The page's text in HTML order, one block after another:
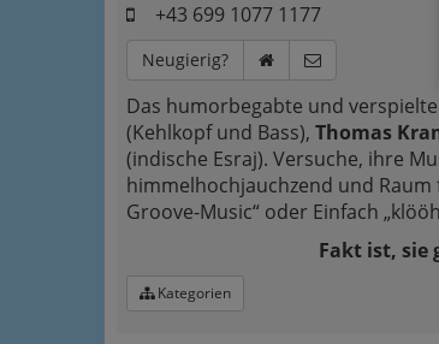
+43 699 1077 1177
Neugierig?
Das humorbegabte und
(Kehlkopf und Bass), Thomas
(indische Esraj). Versuche, ihre
himmelhochjauchzend und
Groove-Music“ oder Einfach
Fakt ist, sie
Kategorien